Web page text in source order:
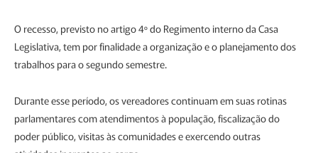
O recesso, previsto no artigo 4º do Regimento interno da Casa
Legislativa, tem por finalidade a organização e o planejamento dos
trabalhos para o segundo semestre.
Durante esse período, os vereadores continuam em suas rotinas
parlamentares com atendimentos à população, fiscalização do
poder público, visitas às comunidades e exercendo outras